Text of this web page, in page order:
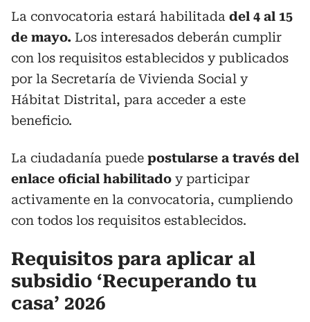
La convocatoria estará habilitada del 4 al 15
de mayo. Los interesados deberán cumplir
con los requisitos establecidos y publicados
por la Secretaría de Vivienda Social y
Hábitat Distrital, para acceder a este
beneficio.
La ciudadanía puede postularse a través del
enlace oficial habilitado y participar
activamente en la convocatoria, cumpliendo
con todos los requisitos establecidos.
Requisitos para aplicar al
subsidio ‘Recuperando tu
casa’ 2026